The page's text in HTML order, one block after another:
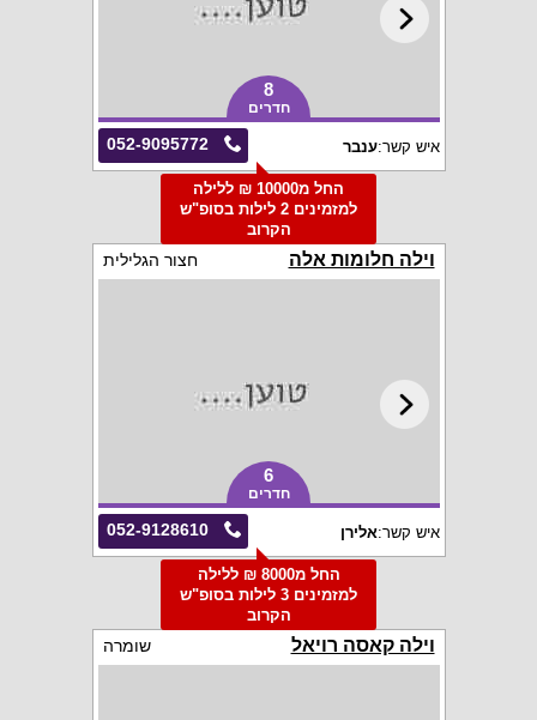
8
חדרים
052-9095772 איש קשר:ענבר
החל מ10000 ₪ ללילה
למזמינים 2 לילות בסופ"ש
הקרוב
וילה חלומות אלה חצור הגלילית
6
חדרים
052-9128610 איש קשר:אלירן
החל מ8000 ₪ ללילה
למזמינים 3 לילות בסופ"ש
הקרוב
וילה קאסה רויאל שומרה